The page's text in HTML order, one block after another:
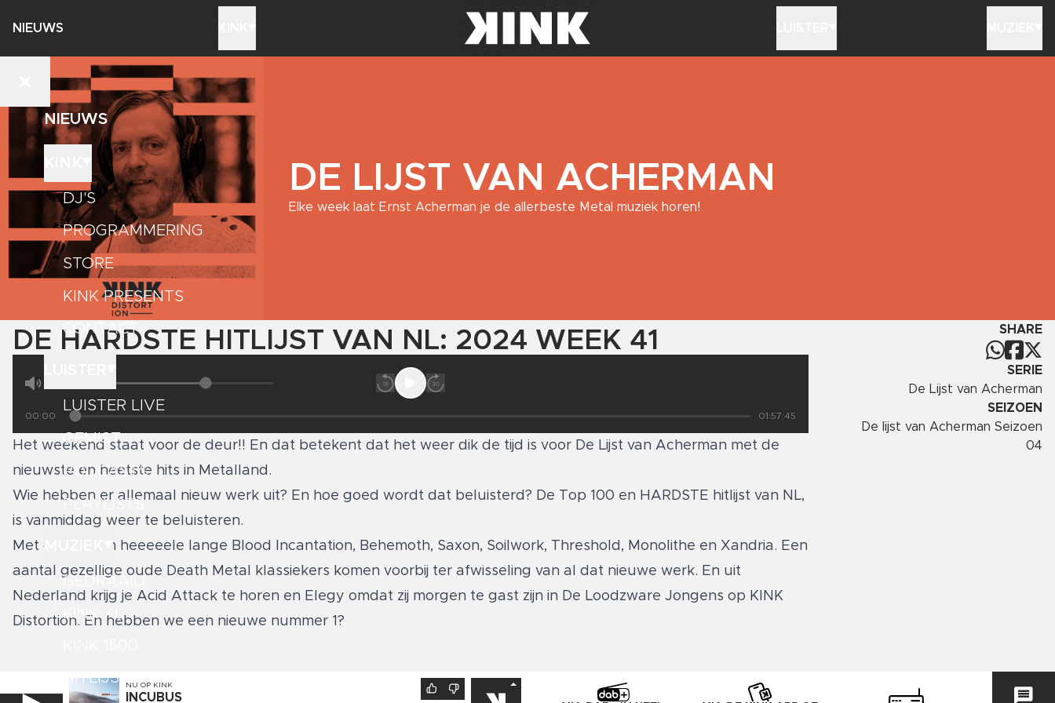
NIEUWS
NIEUWS
DJ'S
PROGRAMMERING
STORE
KINK PRESENTS
CONTACT
LUISTER LIVE
GEMIST
PODCASTS
PLAYLISTS
GEDRAAID
KINK XL
HITLIJSTEN
DE LIJST VAN ACHERMAN
Elke week laat Ernst Acherman je de allerbeste Metal muziek horen!
DE HARDSTE HITLIJST VAN NL: 2024 WEEK 41
00:00 01:57:45
Het weekend staat voor de deur!! En dat betekent dat het weer dik de tijd is voor De Lijst van Acherman met de
nieuwste en heetste hits in Metalland.
Wie hebben er allemaal nieuw werk uit? En hoe goed wordt dat beluisterd? De Top 100 en HARDSTE hitlijst van NL,
is vanmiddag weer te beluisteren.
Met daarin een heeeeele lange Blood Incantation, Behemoth, Saxon, Soilwork, Threshold, Monolithe en Xandria. Een
aantal gezellige oude Death Metal klassiekers komen voorbij ter afwisseling van al dat nieuwe werk. En uit
Nederland krijg je Acid Attack te horen en Elegy omdat zij morgen te gast zijn in De Loodzware Jongens op KINK
Distortion. En hebben we een nieuwe nummer 1?
SHARE
SERIE
De Lijst van Acherman
SEIZOEN
De lijst van Acherman Seizoen
04
NU OP KINK
INCUBUS